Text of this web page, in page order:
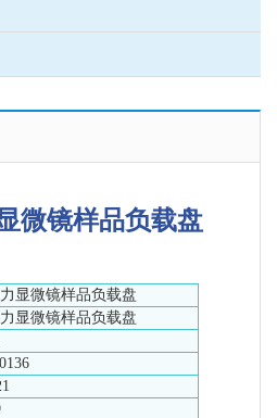
微镜样品负载盘
显微镜样品负载盘
显微镜样品负载盘